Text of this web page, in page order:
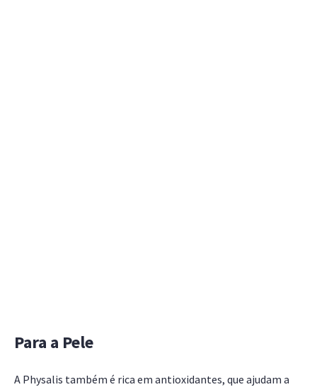
Para a Pele
A Physalis também é rica em antioxidantes, que ajudam a